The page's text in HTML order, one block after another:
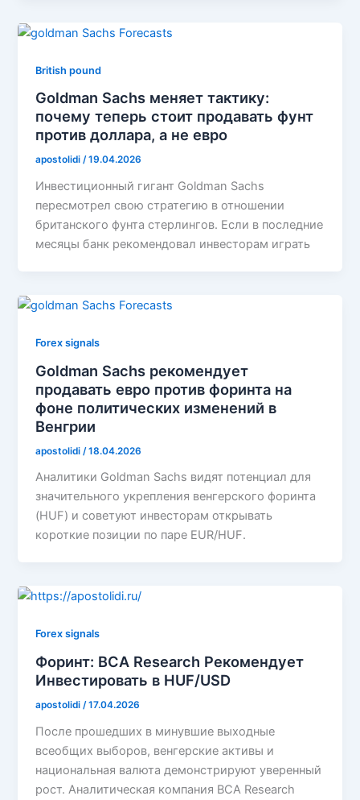
British pound
Goldman Sachs меняет тактику:
почему теперь стоит продавать фунт
против доллара, а не евро
apostolidi /19.04.2026
Инвестиционный гигант Goldman Sachs
пересмотрел свою стратегию в отношении
британского фунта стерлингов. Если в последние
месяцы банк рекомендовал инвесторам играть
Forex signals
Goldman Sachs рекомендует
продавать евро против форинта на
фоне политических изменений в
Венгрии
apostolidi /18.04.2026
Аналитики Goldman Sachs видят потенциал для
значительного укрепления венгерского форинта
(HUF) и советуют инвесторам открывать
короткие позиции по паре EUR/HUF.
Forex signals
Форинт: BCA Research Рекомендует
Инвестировать в HUF/USD
apostolidi /17.04.2026
После прошедших в минувшие выходные
всеобщих выборов, венгерские активы и
национальная валюта демонстрируют уверенный
рост. Аналитическая компания BCA Research